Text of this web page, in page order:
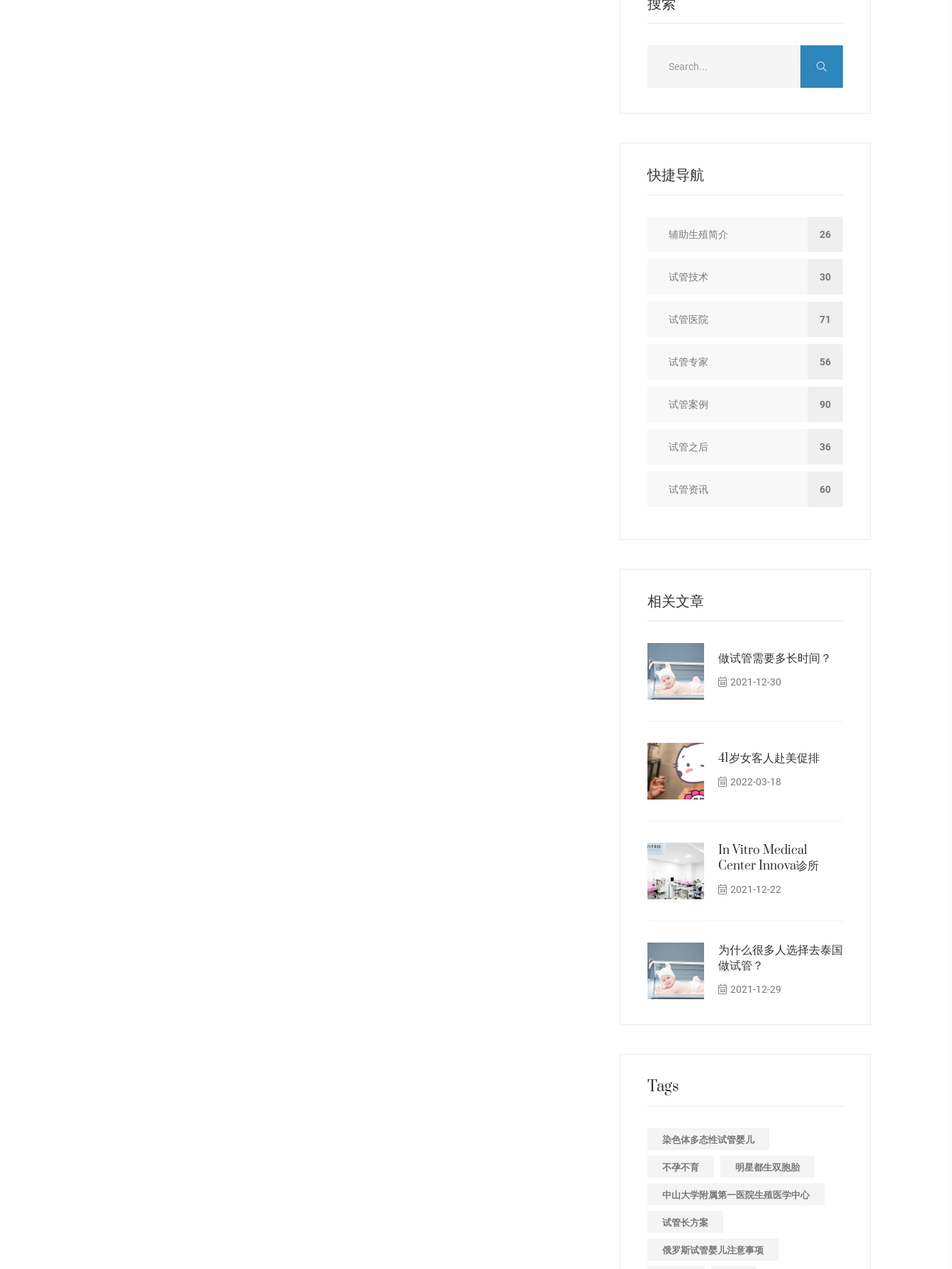
搜索
快捷导航
辅助生殖简介 26
试管技术 30
试管医院 71
试管专家 56
试管案例 90
试管之后 36
试管资讯 60
相关文章
做试管需要多长时间？
2021-12-30
41岁女客人赴美促排
2022-03-18
In Vitro Medical
Center Innova诊所
2021-12-22
为什么很多人选择去泰国
做试管？
2021-12-29
Tags
染色体多态性试管婴儿
不孕不育 明星都生双胞胎
中山大学附属第一医院生殖医学中心
试管长方案
俄罗斯试管婴儿注意事项